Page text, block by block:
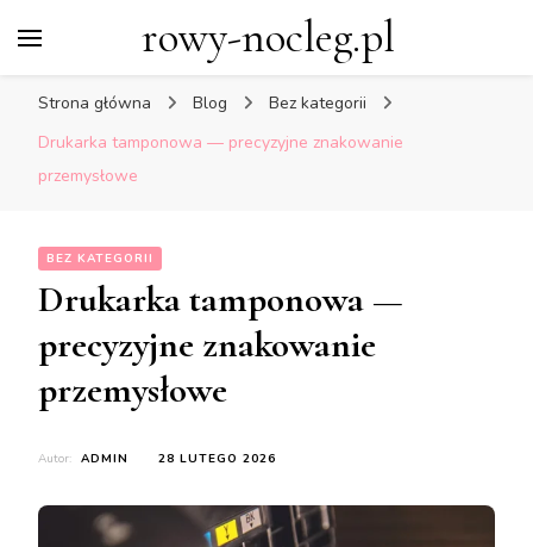
rowy-nocleg.pl
Strona główna Blog
Bez kategorii
Drukarka tamponowa — precyzyjne znakowanie
przemysłowe
BEZ KATEGORII
Drukarka tamponowa —
precyzyjne znakowanie
przemysłowe
Autor: ADMIN 28 LUTEGO 2026